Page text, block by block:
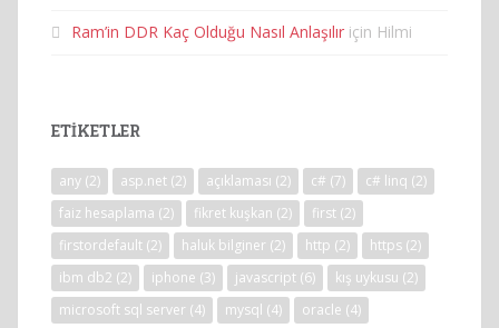
Ram’in DDR Kaç Olduğu Nasıl Anlaşılır için Hilmi
ETIKETLER
any (2) asp.net (2) açıklaması (2) c# (7) c# linq (2)
faiz hesaplama (2) fikret kuşkan (2) first (2)
firstordefault (2) haluk bilginer (2) http (2) https (2)
ibm db2 (2) iphone (3) javascript (6) kış uykusu (2)
microsoft sql server (4) mysql (4) oracle (4)